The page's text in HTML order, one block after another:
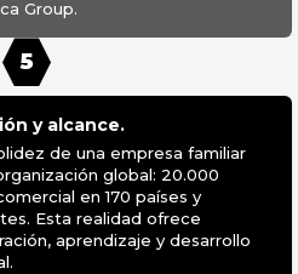
Group.
5
y alcance.
de una empresa familiar
global: 20.000
en 170 países y
Esta realidad ofrece
aprendizaje y desarrollo